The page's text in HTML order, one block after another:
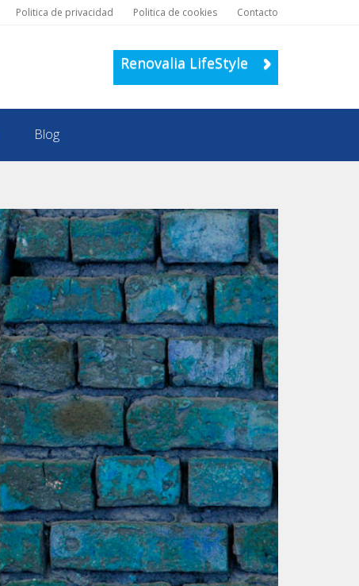
Politica de privacidad Politica de cookies Contacto
Renovalia LifeStyle
Blog